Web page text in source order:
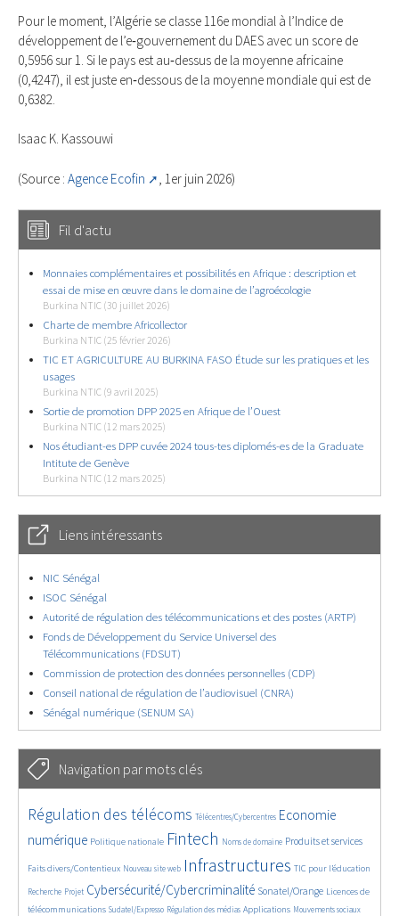
Pour le moment, l’Algérie se classe 116e mondial à l’Indice de
développement de l’e‑gouvernement du DAES avec un score de
0,5956 sur 1. Si le pays est au‑dessus de la moyenne africaine
(0,4247), il est juste en‑dessous de la moyenne mondiale qui est de
0,6382.
Isaac K. Kassouwi
(Source : Agence Ecofin , 1er juin 2026)
Fil d'actu
Monnaies complémentaires et possibilités en Afrique : description et
essai de mise en œuvre dans le domaine de l’agroécologie
Burkina NTIC (30 juillet 2026)
Charte de membre Africollector
Burkina NTIC (25 février 2026)
TIC ET AGRICULTURE AU BURKINA FASO Étude sur les pratiques et les
usages
Burkina NTIC (9 avril 2025)
Sortie de promotion DPP 2025 en Afrique de l’Ouest
Burkina NTIC (12 mars 2025)
Nos étudiant-es DPP cuvée 2024 tous-tes diplomés-es de la Graduate
Intitute de Genève
Burkina NTIC (12 mars 2025)
Liens intéressants
NIC Sénégal
ISOC Sénégal
Autorité de régulation des télécommunications et des postes (ARTP)
Fonds de Développement du Service Universel des
Télécommunications (FDSUT)
Commission de protection des données personnelles (CDP)
Conseil national de régulation de l’audiovisuel (CNRA)
Sénégal numérique (SENUM SA)
Navigation par mots clés
4643/5765
Régulation des télécoms
402/5765 Télécentres/Cybercentres
3692/5765
Economie
numérique
1904/5765 Politique nationale
5309/5765 Fintech
699/5765 Noms de domaine
2381/5765 Produits et services
1555/5765
Faits divers/Contentieux Nouveau site web Infrastructures TIC pour l’éducation
Recherche
247/5765Projet
3722/5765 Cybersécurité/Cybercriminalité
2315/5765 Sonatel/Orange
1652/5765
Licences de
télécommunications
297/5765 Sudatel/Expresso
1045/5765 Régulation des médias
1536/5765 Applications
1222/5765 Mouvements sociaux
1726/5765